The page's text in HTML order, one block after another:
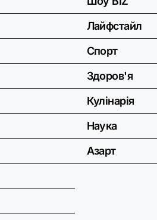
Лайфстайл
Спорт
Здоров'я
Кулінарія
Наука
Азарт